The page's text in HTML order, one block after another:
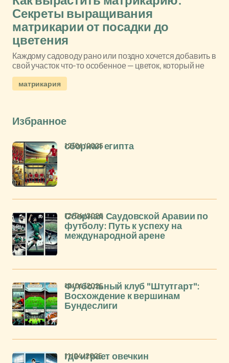
Секреты выращивания
матрикарии от посадки до
цветения
Каждому садоводу рано или поздно хочется добавить в
свой участок что-то особенное — цветок, который не
матрикария
Избранное
сборная египта
12/04/2025
Сборная Саудовской Аравии по
футболу: Путь к успеху на
международной арене
12/04/2025
Футбольный клуб "Штутгарт":
Восхождение к вершинам
Бундеслиги
12/04/2025
где играет овечкин
11/04/2025